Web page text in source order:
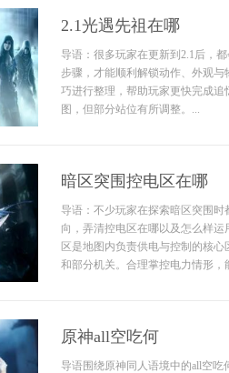
2.1光遇先祖在哪
导语：很多玩家在更新到2.1后，
步骤，才能顺利解锁动作、外观
巧进行整理，帮助玩家更快完成
图，但部分站位有所调整。...
暗区突围控电区在哪
导语：不少玩家在探索暗区突围
向，弄清控电区在哪以及怎么样
区是地图内负责供电与控制的核
和部分机关。合理掌控电力情形
原神all空吃何
导语围绕原神同人语境中的all空